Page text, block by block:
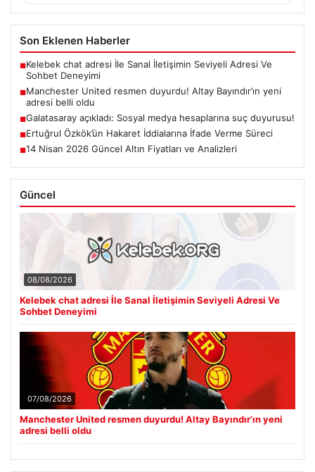
Son Eklenen Haberler
■Kelebek chat adresi İle Sanal İletişimin Seviyeli Adresi Ve
Sohbet Deneyimi
■Manchester United resmen duyurdu! Altay Bayındır’ın yeni
adresi belli oldu
■Galatasaray açıkladı: Sosyal medya hesaplarına suç duyurusu!
■Ertuğrul Özkök’ün Hakaret İddialarına İfade Verme Süreci
■14 Nisan 2026 Güncel Altın Fiyatları ve Analizleri
Güncel
08/08/2026
Kelebek chat adresi İle Sanal İletişimin Seviyeli Adresi Ve
Sohbet Deneyimi
07/08/2026
Manchester United resmen duyurdu! Altay Bayındır’ın yeni
adresi belli oldu